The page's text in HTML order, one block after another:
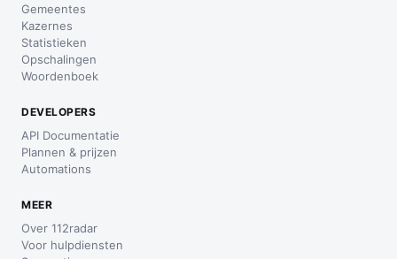
Gemeentes
Kazernes
Statistieken
Opschalingen
Woordenboek
DEVELOPERS
API Documentatie
Plannen & prijzen
Automations
MEER
Over 112radar
Voor hulpdiensten